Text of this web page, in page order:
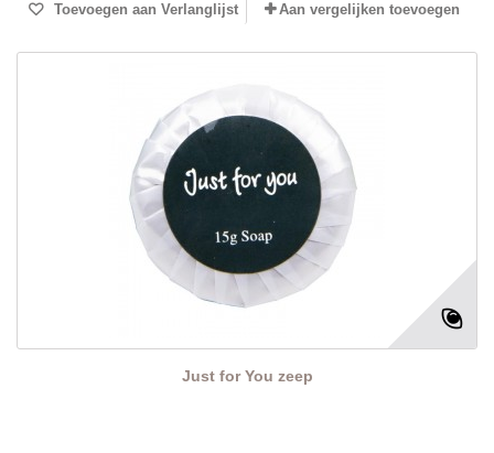
Toevoegen aan Verlanglijst Aan vergelijken toevoegen
Just for You zeep